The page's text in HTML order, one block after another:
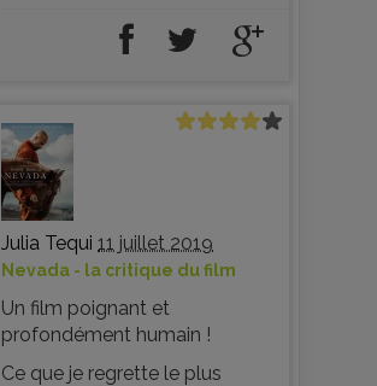
Julia Tequi 11 juillet 2019
Nevada - la critique du film
Un film poignant et
profondément humain !
Ce que je regrette le plus